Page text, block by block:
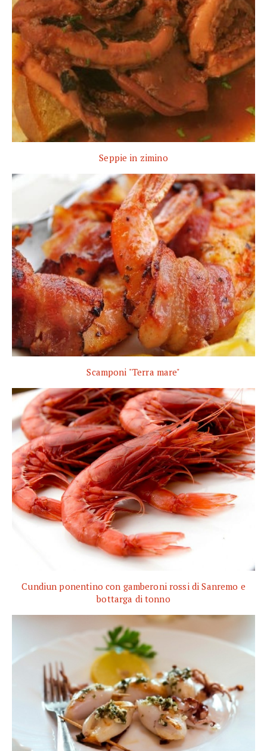
Seppie in zimino
Scamponi "Terra mare"
Cundiun ponentino con gamberoni rossi di Sanremo e
bottarga di tonno